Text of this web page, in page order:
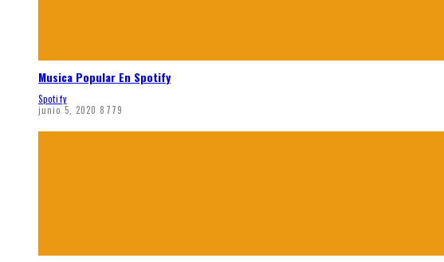
Musica Popular En Spotify
Spotify
junio 5, 2020 8779